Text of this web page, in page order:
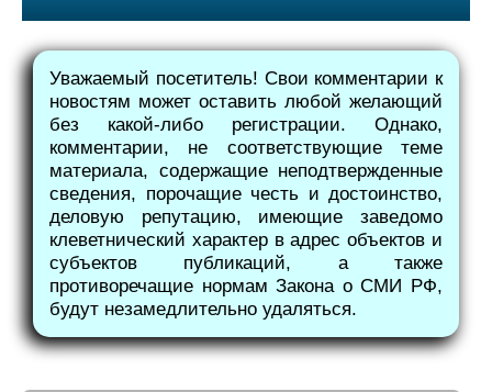
Уважаемый посетитель! Свои комментарии к
новостям может оставить любой желающий
без какой-либо регистрации. Однако,
комментарии, не соответствующие теме
материала, содержащие неподтвержденные
сведения, порочащие честь и достоинство,
деловую репутацию, имеющие заведомо
клеветнический характер в адрес объектов и
субъектов публикаций, а также
противоречащие нормам Закона о СМИ РФ,
будут незамедлительно удаляться.